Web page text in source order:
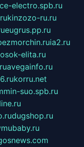
electro.spb.ru
kinzozo-ru.ru
eugrus.pp.ru
ia2.ru
elita.ru
avegainfo.ru
korru.net
suo.spb.ru
dugshop.ru